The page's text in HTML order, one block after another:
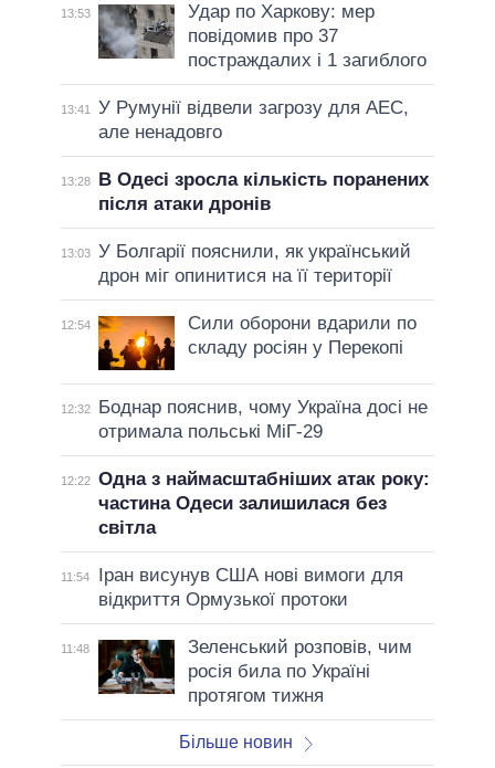
13:53
Удар по Харкову: мер
повідомив про 37
постраждалих і 1 загиблого
13:41
У Румунії відвели загрозу для АЕС,
але ненадовго
13:28
В Одесі зросла кількість поранених
після атаки дронів
13:03 У Болгарії пояснили, як український
дрон міг опинитися на її території
12:54
Сили оборони вдарили по
складу росіян у Перекопі
12:32
Боднар пояснив, чому Україна досі не
отримала польські МіГ-29
12:22 Одна з наймасштабніших атак року:
частина Одеси залишилася без
світла
11:54
Іран висунув США нові вимоги для
відкриття Ормузької протоки
11:48
Зеленський розповів, чим
росія била по Україні
протягом тижня
Більше новин